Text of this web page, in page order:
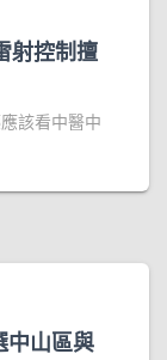
射控制擅
該看中醫中
中山區與